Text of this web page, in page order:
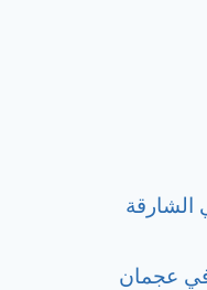
الشارقة
عجمان